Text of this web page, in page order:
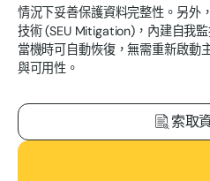
情況下妥善保護資料完整性。另
技術 (SEU Mitigation)，內建自我
當機時可自動恢復，無需重新啟動
與可用性。
索取
下載